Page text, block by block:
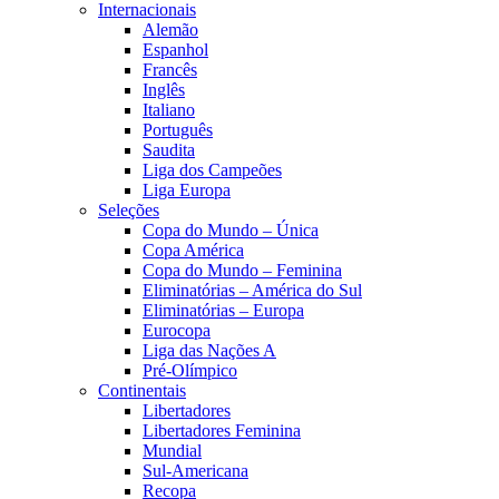
Internacionais
Alemão
Espanhol
Francês
Inglês
Italiano
Português
Saudita
Liga dos Campeões
Liga Europa
Seleções
Copa do Mundo – Única
Copa América
Copa do Mundo – Feminina
Eliminatórias – América do Sul
Eliminatórias – Europa
Eurocopa
Liga das Nações A
Pré-Olímpico
Continentais
Libertadores
Libertadores Feminina
Mundial
Sul-Americana
Recopa